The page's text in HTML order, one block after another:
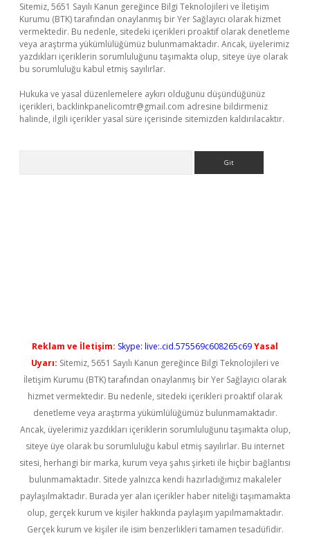
Sitemiz, 5651 Sayılı Kanun gereğince Bilgi Teknolojileri ve İletişim
Kurumu (BTK) tarafından onaylanmış bir Yer Sağlayıcı olarak hizmet
vermektedir. Bu nedenle, sitedeki içerikleri proaktif olarak denetleme
veya araştırma yükümlülüğümüz bulunmamaktadır. Ancak, üyelerimiz
yazdıkları içeriklerin sorumluluğunu taşımakta olup, siteye üye olarak
bu sorumluluğu kabul etmiş sayılırlar.
Hukuka ve yasal düzenlemelere aykırı olduğunu düşündüğünüz
içerikleri, backlinkpanelicomtr@gmail.com adresine bildirmeniz
halinde, ilgili içerikler yasal süre içerisinde sitemizden kaldırılacaktır.
Reklam ve İletişim: Skype: live:.cid.575569c608265c69Yasal
Uyarı: Sitemiz, 5651 Sayılı Kanun gereğince Bilgi Teknolojileri ve
İletişim Kurumu (BTK) tarafından onaylanmış bir Yer Sağlayıcı olarak
hizmet vermektedir. Bu nedenle, sitedeki içerikleri proaktif olarak
denetleme veya araştırma yükümlülüğümüz bulunmamaktadır.
Ancak, üyelerimiz yazdıkları içeriklerin sorumluluğunu taşımakta olup,
siteye üye olarak bu sorumluluğu kabul etmiş sayılırlar. Bu internet
sitesi, herhangi bir marka, kurum veya şahıs şirketi ile hiçbir bağlantısı
bulunmamaktadır. Sitede yalnızca kendi hazırladığımız makaleler
paylaşılmaktadır. Burada yer alan içerikler haber niteliği taşımamakta
olup, gerçek kurum ve kişiler hakkında paylaşım yapılmamaktadır.
Gerçek kurum ve kişiler ile isim benzerlikleri tamamen tesadüfidir.